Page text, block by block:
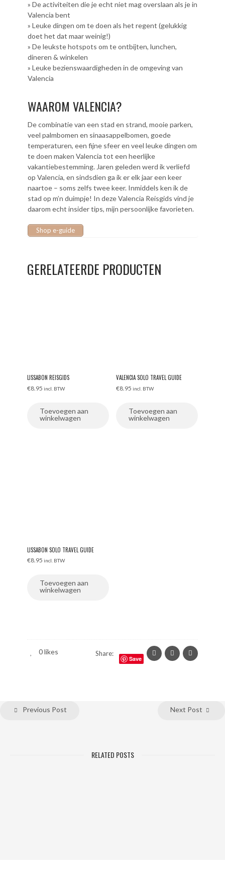
» De activiteiten die je echt niet mag overslaan als je in
Valencia bent
» Leuke dingen om te doen als het regent (gelukkig
doet het dat maar weinig!)
» De leukste hotspots om te ontbijten, lunchen,
dineren & winkelen
» Leuke bezienswaardigheden in de omgeving van
Valencia
WAAROM VALENCIA?
De combinatie van een stad en strand, mooie parken,
veel palmbomen en sinaasappelbomen, goede
temperaturen, een fijne sfeer en veel leuke dingen om
te doen maken Valencia tot een heerlijke
vakantiebestemming. Jaren geleden werd ik verliefd
op Valencia, en sindsdien ga ik er elk jaar een keer
naartoe – soms zelfs twee keer. Inmiddels ken ik de
stad op m’n duimpje! In deze Valencia Reisgids vind je
daarom echt insider tips, mijn persoonlijke favorieten.
Shop e-guide
GERELATEERDE PRODUCTEN
LISSABON REISGIDS
€8.95 incl. BTW
Toevoegen aan
winkelwagen
VALENCIA SOLO TRAVEL GUIDE
€8.95 incl. BTW
Toevoegen aan
winkelwagen
LISSABON SOLO TRAVEL GUIDE
€8.95 incl. BTW
Toevoegen aan
winkelwagen
0likes Share:
Save
Previous Post Next Post
RELATED POSTS